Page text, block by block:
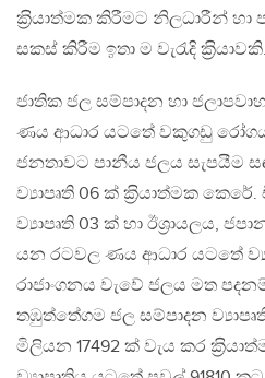
ක‍්‍රියාත්මක කිරීමට නිලධාරීන් හා
සකස් කිරීම ඉතා ම වැරැදි ක‍්‍රියාවකි.
ජාතික ජල සම්පාදන හා
ණය ආධාර යටතේ වකුගඩු
ජනතාවට පානීය ජලය සැපයීම
ව්‍යාපෘති 06 ක් ක‍්‍රියාත්මක
ව්‍යාපෘති 03 ක් හා ඊශ‍්‍රායලය,
යන රටවල ණය ආධාර යටතේ
රාජාංගනය වැවේ ජලය මත
තඹුත්තේගම ජල සම්පාදන
මිලියන 17492 ක් වැය කර